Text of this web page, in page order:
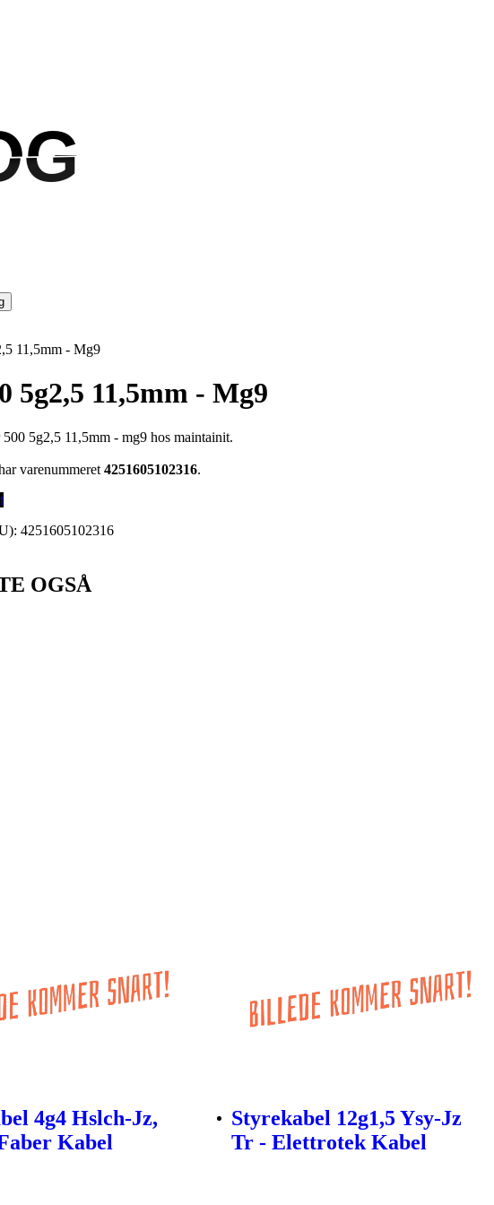
11,5mm - Mg9
5g2,5 11,5mm - Mg9
5g2,5 11,5mm - mg9 hos maintainit.
varenummeret4251605102316.
4251605102316
OGSÅ
4g4 Hslch-Jz,
Kabel
Styrekabel 12g1,5 Ysy-Jz
Tr - Elettrotek Kabel